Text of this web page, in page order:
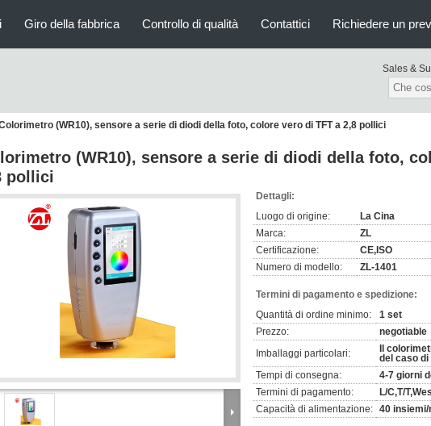
Giro della fabbrica Controllo di qualità Contattici Richiedere un
Sales &
(WR10), sensore a serie di diodi della foto, colore vero di TFT a 2,8 pollici
(WR10), sensore a serie di diodi della foto,
pollici
Dettagli:
Luogo di origine:
La Cina
Marca:
ZL
Certificazione:
CE,ISO
Numero di modello:
ZL-1401
Termini di pagamento e spedizione:
Quantità di ordine minimo:
1 set
Prezzo:
negotiable
Imballaggi particolari:
Il
del caso di
Tempi di consegna:
4-7 giorni
Termini di pagamento:
L/C,T/
Capacità di alimentazione: 40